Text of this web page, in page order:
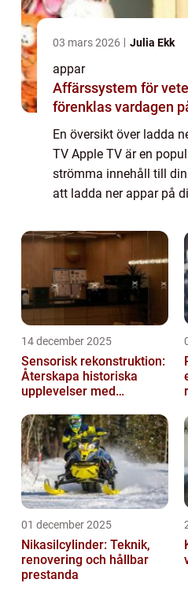
03 mars 2026 Julia Ekk
appar
Affärssystem för
förenklas vardagen
En översikt över ladda
TV Apple TV är en
strömma innehåll till
att ladda ner appar på
underhållning, spel och
ap...
14 december 2025
Sensorisk rekonstruktion:
Återskapa historiska
upplevelser med
01 december 2025
Nikasilcylinder: Teknik,
renovering och hållbar
prestanda